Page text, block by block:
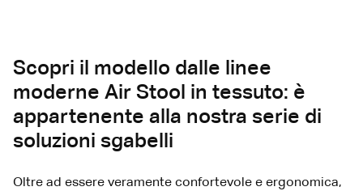
Scopri il modello dalle linee
moderne Air Stool in tessuto: è
appartenente alla nostra serie di
soluzioni sgabelli
Oltre ad essere veramente confortevole e ergonomica,